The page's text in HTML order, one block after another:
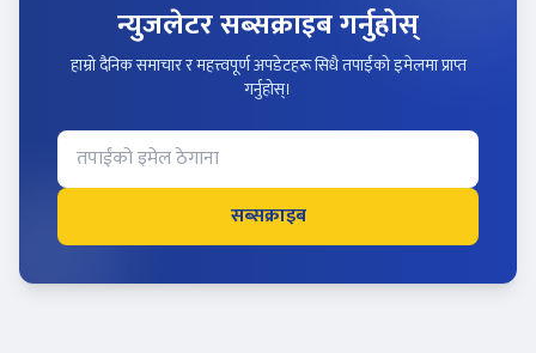
न्युजलेटर सब्सक्राइब गर्नुहोस्
हाम्रो दैनिक समाचार र महत्त्वपूर्ण अपडेटहरू सिधै तपाईंको इमेलमा प्राप्त
गर्नुहोस्।
सब्सक्राइब